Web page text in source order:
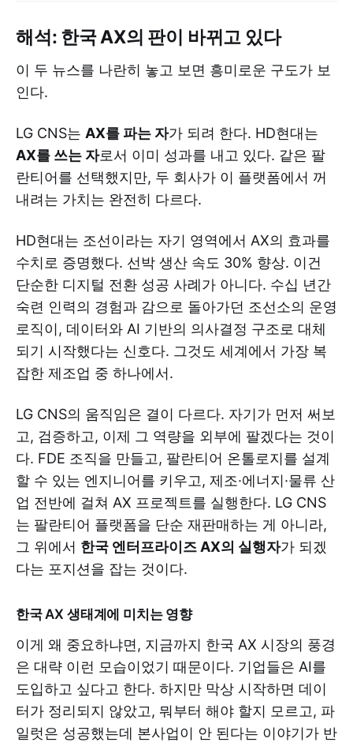
해석: 한국 AX의 판이 바뀌고 있다
이 두 뉴스를 나란히 놓고 보면 흥미로운 구도가 보
인다.
LG CNS는 AX를 파는 자가 되려 한다. HD현대는
AX를 쓰는 자로서 이미 성과를 내고 있다. 같은 팔
란티어를 선택했지만, 두 회사가 이 플랫폼에서 꺼
내려는 가치는 완전히 다르다.
HD현대는 조선이라는 자기 영역에서 AX의 효과를
수치로 증명했다. 선박 생산 속도 30% 향상. 이건
단순한 디지털 전환 성공 사례가 아니다. 수십 년간
숙련 인력의 경험과 감으로 돌아가던 조선소의 운영
로직이, 데이터와 AI 기반의 의사결정 구조로 대체
되기 시작했다는 신호다. 그것도 세계에서 가장 복
잡한 제조업 중 하나에서.
LG CNS의 움직임은 결이 다르다. 자기가 먼저 써보
고, 검증하고, 이제 그 역량을 외부에 팔겠다는 것이
다. FDE 조직을 만들고, 팔란티어 온톨로지를 설계
할 수 있는 엔지니어를 키우고, 제조·에너지·물류 산
업 전반에 걸쳐 AX 프로젝트를 실행한다. LG CNS
는 팔란티어 플랫폼을 단순 재판매하는 게 아니라,
그 위에서 한국 엔터프라이즈 AX의 실행자가 되겠
다는 포지션을 잡는 것이다.
한국 AX 생태계에 미치는 영향
이게 왜 중요하냐면, 지금까지 한국 AX 시장의 풍경
은 대략 이런 모습이었기 때문이다. 기업들은 AI를
도입하고 싶다고 한다. 하지만 막상 시작하면 데이
터가 정리되지 않았고, 뭐부터 해야 할지 모르고, 파
일럿은 성공했는데 본사업이 안 된다는 이야기가 반